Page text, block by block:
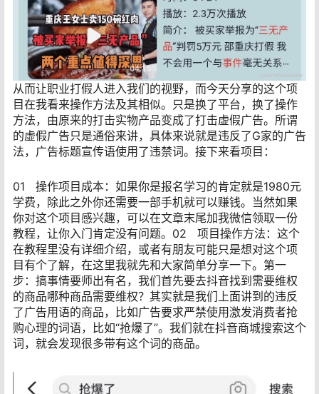
从而让职业打假人进入我们的视野，而今天分享的这个项
目在我看来操作方法及其相似。只是换了平台，换了操作
方法，由原来的打击实物产品变成了打击虚假广告。所谓
的虚假广告只是通俗来讲，具体来说就是违反了G家的广告
法，广告标题宣传语使用了违禁词。接下来看项目：
01 操作项目成本：如果你是报名学习的肯定就是1980元
学费，除此之外你还需要一部手机就可以赚钱。当然如果
你对这个项目感兴趣，可以在文章末尾加我微信领取一份
教程，让你入门肯定没有问题。02 项目操作方法：这个
在教程里没有详细介绍，或者有朋友可能只是想对这个项
目有个了解，在这里我就先和大家简单分享一下。第一
步：搞事情要师出有名，我们首先要去抖音找到需要维权
的商品哪种商品需要维权？其实就是我们上面讲到的违反
了广告用语的商品，比如广告要求严禁使用激发消费者抢
购心理的词语，比如“抢爆了”。我们就在抖音商城搜索这个
词，就会发现很多带有这个词的商品。